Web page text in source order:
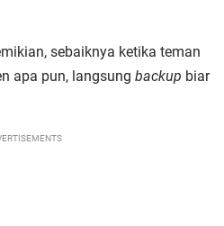
sebaiknya ketika teman
apa pun, langsung backup biar